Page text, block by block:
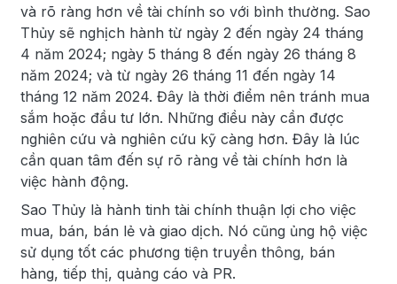
và rõ ràng hơn về tài chính so với bình thường. Sao
Thủy sẽ nghịch hành từ ngày 2 đến ngày 24 tháng
4 năm 2024; ngày 5 tháng 8 đến ngày 26 tháng 8
năm 2024; và từ ngày 26 tháng 11 đến ngày 14
tháng 12 năm 2024. Đây là thời điểm nên tránh mua
sắm hoặc đầu tư lớn. Những điều này cần được
nghiên cứu và nghiên cứu kỹ càng hơn. Đây là lúc
cần quan tâm đến sự rõ ràng về tài chính hơn là
việc hành động.
Sao Thủy là hành tinh tài chính thuận lợi cho việc
mua, bán, bán lẻ và giao dịch. Nó cũng ủng hộ việc
sử dụng tốt các phương tiện truyền thông, bán
hàng, tiếp thị, quảng cáo và PR.